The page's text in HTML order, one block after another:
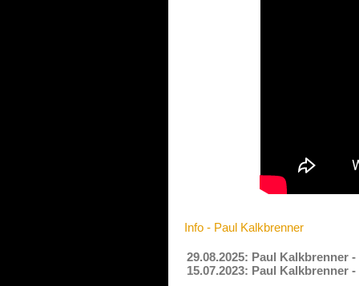
Info - Paul Kalkbrenner
29.08.2025: Paul Kalkbrenner
15.07.2023: Paul Kalkbrenner